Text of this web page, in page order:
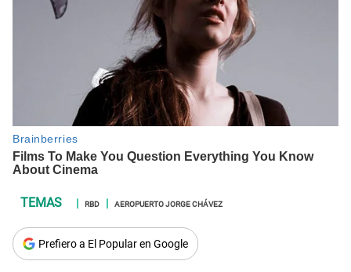
RBD AEROPUERTO JORGE CHÁVEZ
Prefiero a El Popular en Google